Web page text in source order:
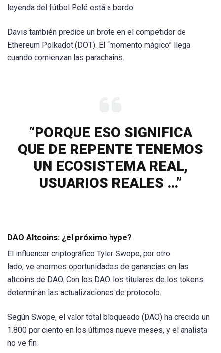
leyenda del fútbol Pelé está a bordo.
Davis también predice un brote en el competidor de
Ethereum Polkadot (DOT). El “momento mágico” llega
cuando comienzan las parachains.
“PORQUE ESO SIGNIFICA
QUE DE REPENTE TENEMOS
UN ECOSISTEMA REAL,
USUARIOS REALES …”
DAO Altcoins: ¿el próximo hype?
El influencer criptográfico Tyler Swope, por otro
lado, ve enormes oportunidades de ganancias en las
altcoins de DAO. Con los DAO, los titulares de los tokens
determinan las actualizaciones de protocolo.
Según Swope, el valor total bloqueado (DAO) ha crecido un
1.800 por ciento en los últimos nueve meses, y el analista
no ve fin: